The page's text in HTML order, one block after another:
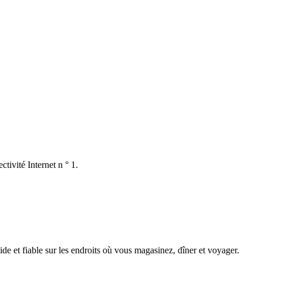
Internet n ° 1.
et fiable sur les endroits où vous magasinez, dîner et voyager.